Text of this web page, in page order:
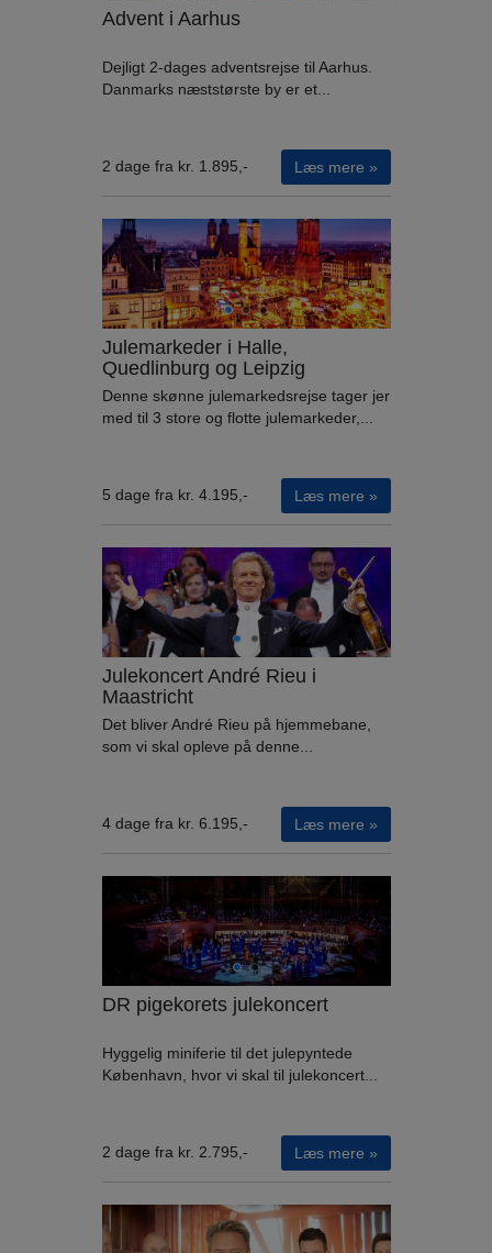
Advent i Aarhus
Dejligt 2-dages adventsrejse til Aarhus.
Danmarks næststørste by er et...
2 dage fra kr. 1.895,- Læs mere »
Julemarkeder i Halle,
Quedlinburg og Leipzig
Denne skønne julemarkedsrejse tager jer
med til 3 store og flotte julemarkeder,...
5 dage fra kr. 4.195,- Læs mere »
Julekoncert André Rieu i
Maastricht
Det bliver André Rieu på hjemmebane,
som vi skal opleve på denne...
4 dage fra kr. 6.195,- Læs mere »
DR pigekorets julekoncert
Hyggelig miniferie til det julepyntede
København, hvor vi skal til julekoncert...
2 dage fra kr. 2.795,- Læs mere »